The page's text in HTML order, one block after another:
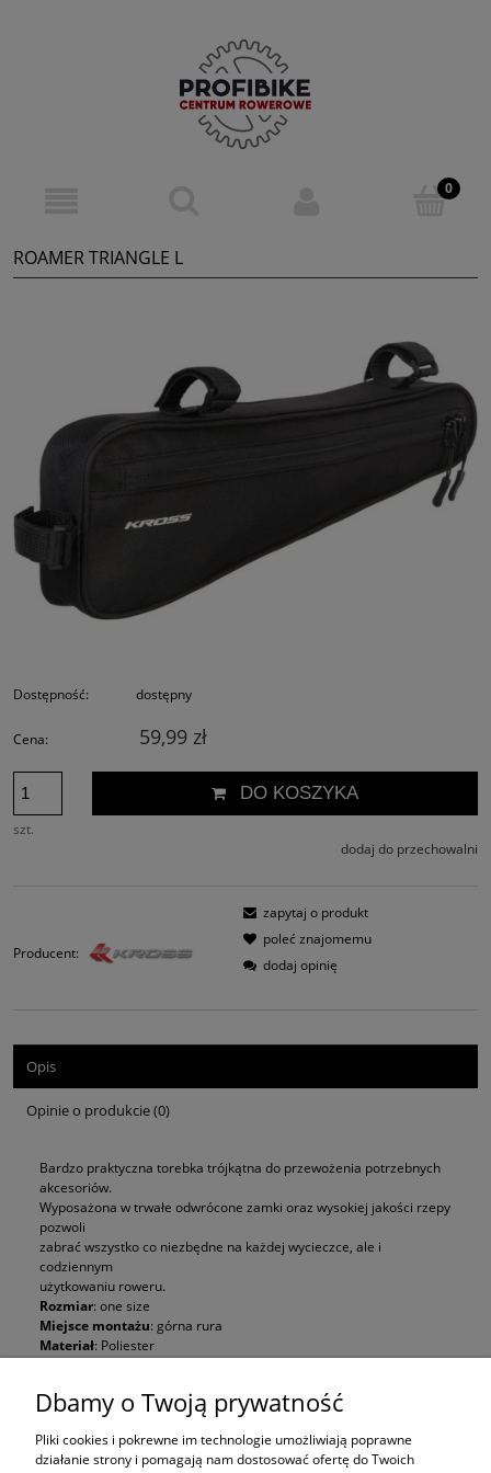
ROAMER TRIANGLE L
Dostępność: dostępny
Cena: 59,99 zł
szt.
DO KOSZYKA
dodaj do przechowalni
Producent:
zapytaj o produkt
poleć znajomemu
dodaj opinię
Opis
Opinie o produkcie (0)
Bardzo praktyczna torebka trójkątna do przewożenia potrzebnych
akcesoriów.
Wyposażona w trwałe odwrócone zamki oraz wysokiej jakości rzepy
pozwoli
zabrać wszystko co niezbędne na każdej wycieczce, ale i
codziennym
użytkowaniu roweru.
Rozmiar: one size
Miejsce montażu: górna rura
Materiał: Poliester
Dbamy o Twoją prywatność
Pliki cookies i pokrewne im technologie umożliwiają poprawne
działanie strony i pomagają nam dostosować ofertę do Twoich